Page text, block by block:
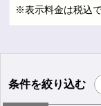
※表示料金は税込
条件を絞り込む